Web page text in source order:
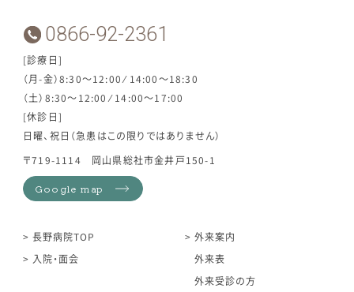
0866-92-2361
[診療日]
（月-金）8:30～12:00 ⁄ 14:00～18:30
（土）8:30～12:00 ⁄ 14:00～17:00
[休診日]
日曜、祝日（急患はこの限りではありません）
〒719-1114 岡山県総社市金井戸150-1
Google map
長野病院TOP
入院・面会
外来案内
外来表
外来受診の方